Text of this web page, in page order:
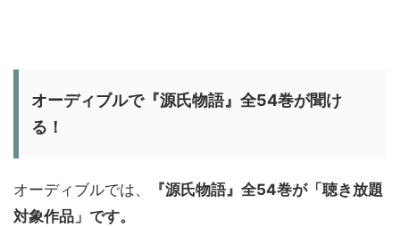
オーディブルで『源氏物語』全54巻が聞け
る！
オーディブルでは、
『源氏物語』全54巻が「聴き放題
対象作品」です。